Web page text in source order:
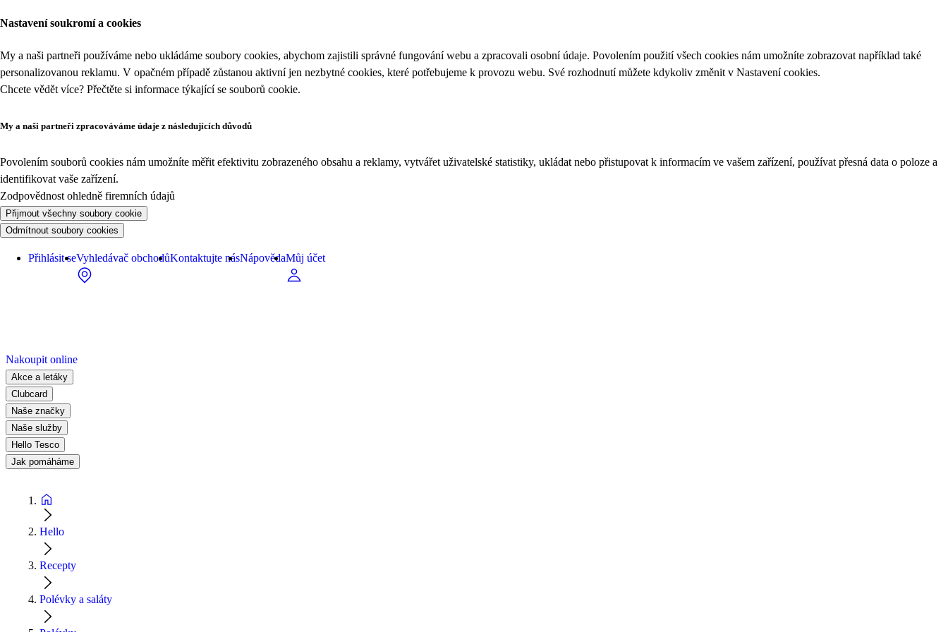
Nastavení soukromí a cookies
My a naši partneři používáme nebo ukládáme soubory cookies, abychom zajistili správné fungování webu a zpracovali osobní údaje. Povolením použití všech cookies nám umožníte zobrazovat například také
personalizovanou reklamu. V opačném případě zůstanou aktivní jen nezbytné cookies, které potřebujeme k provozu webu. Své rozhodnutí můžete kdykoliv změnit v Nastavení cookies.
Chcete vědět více? Přečtěte si informace týkající se souborů cookie.
My a naši partneři zpracováváme údaje z následujících důvodů
Povolením souborů cookies nám umožníte měřit efektivitu zobrazeného obsahu a reklamy, vytvářet uživatelské statistiky, ukládat nebo přistupovat k informacím ve vašem zařízení, používat přesná data o poloze a
identifikovat vaše zařízení.
Zodpovědnost ohledně firemních údajů
Přijmout všechny soubory cookie
Odmítnout soubory cookies
Přihlásit seVyhledávač obchodůKontaktujte násNápovědaMůj účet
Nakoupit online
Akce a letáky
Clubcard
Naše značky
Naše služby
Hello Tesco
Jak pomáháme
Hello
Recepty
Polévky a saláty